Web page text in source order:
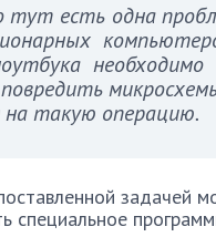
есть одна
такую операцию.
задачей
специальное